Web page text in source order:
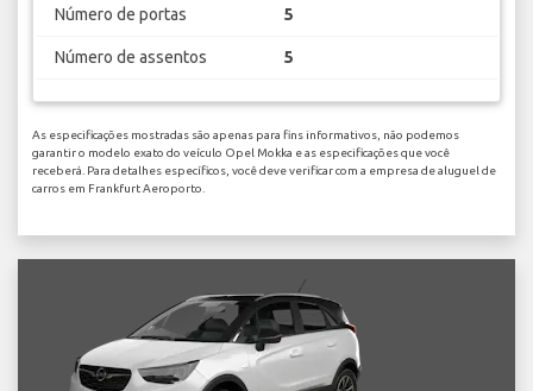
Número de portas 5
Número de assentos 5
As especificações mostradas são apenas para fins informativos, não podemos
garantir o modelo exato do veículo Opel Mokka e as especificações que você
receberá. Para detalhes específicos, você deve verificar com a empresa de aluguel de
carros em Frankfurt Aeroporto.